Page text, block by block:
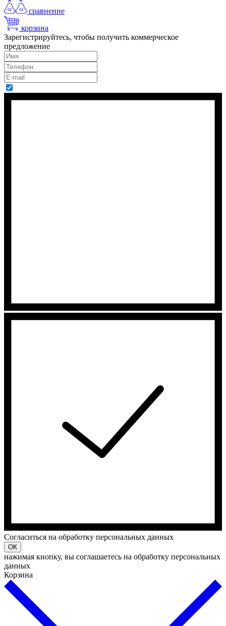
сравнение
корзина
Зарегистрируйтесь, чтобы получить коммерческое
предложение
Cогласиться на обработку персональных данных
ОК
нажимая кнопку, вы соглашаетесь на обработку персональных
данных
Корзина